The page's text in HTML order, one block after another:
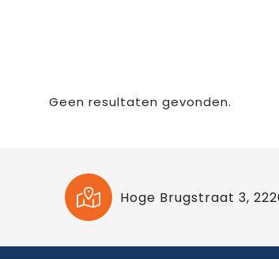
Geen resultaten gevonden.
Hoge Brugstraat 3,